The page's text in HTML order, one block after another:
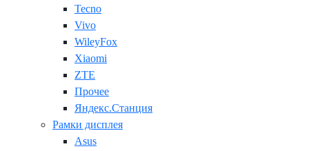
Tecno
Vivo
WileyFox
Xiaomi
ZTE
Прочее
Яндекс.Станция
Рамки дисплея
Asus